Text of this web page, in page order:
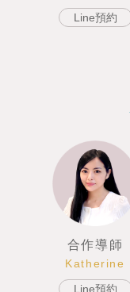
Line預約
合作導師
Katherine
Line預約